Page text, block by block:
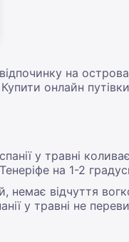
на
онлайн путівки
у травні
на 1-2
відчуття
у травні не